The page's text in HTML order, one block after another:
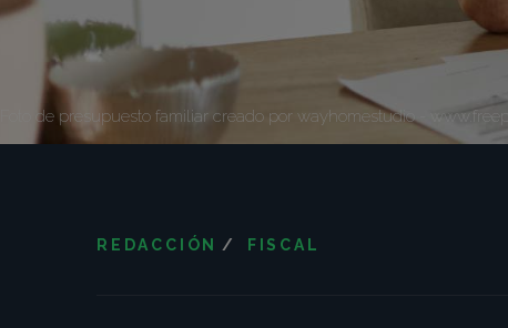
Foto de presupuesto familiar creado por wayhomestudio -
REDACCIÓN / FISCAL